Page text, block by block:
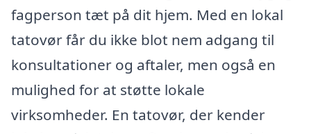
fagperson tæt på dit hjem. Med en lokal
tatovør får du ikke blot nem adgang til
konsultationer og aftaler, men også en
mulighed for at støtte lokale
virksomheder. En tatovør, der kender